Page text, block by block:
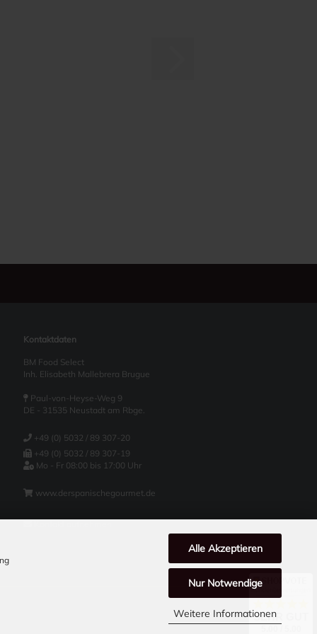
Alle Akzeptieren
Nur Notwendige
Weitere Informationen
Kontaktdaten
BM Food Select
Inh. Elisabeth Mallebrera Brugue
Paul-von-Heyse-Weg 9
DE - 31535 Neustadt am Rbge.
+49 (0) 5032 / 89 307-20
+49 (0) 5032 / 89 307-19
Mo - Fr 08:00 bis 17:00 Uhr
www.derspanischegourmet.de
Kundenbewertungen
SEHR GUT